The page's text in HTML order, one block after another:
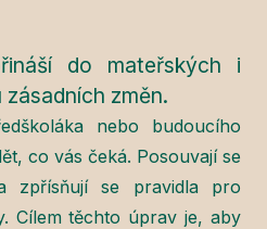
do mateřských i
změn.
nebo budoucího
co vás čeká. Posouvají se
zpřísňují se pravidla pro
Cílem těchto úprav je, aby